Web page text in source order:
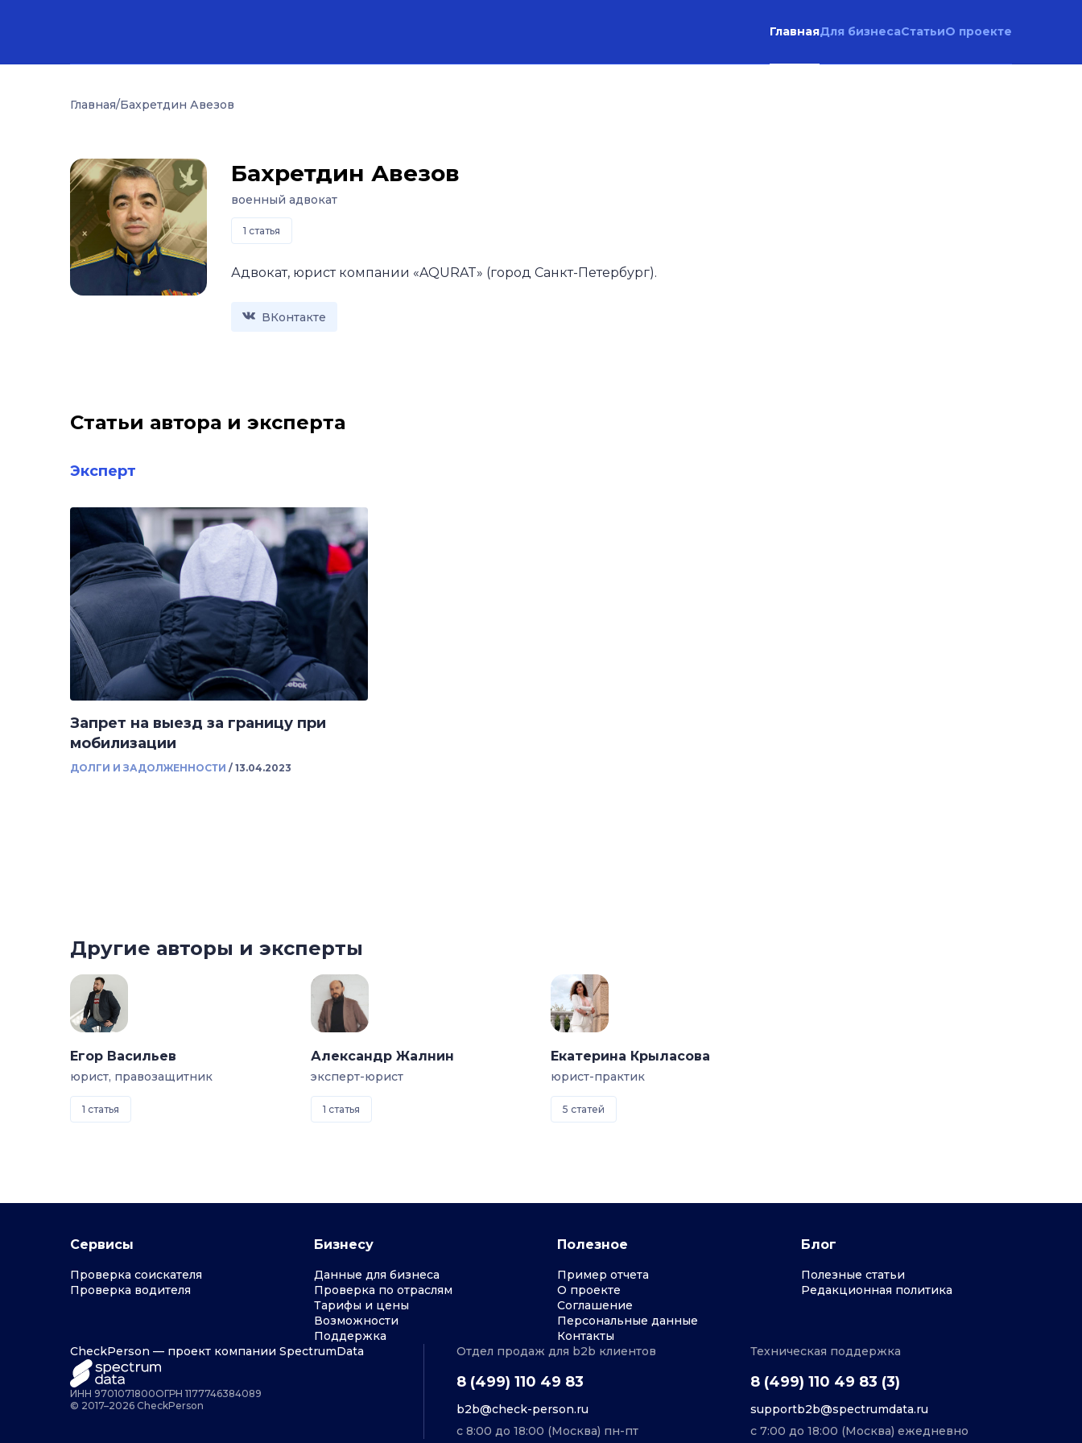
ГлавнаяДля бизнесаСтатьиО проекте
Главная/Бахретдин Авезов
Бахретдин Авезов
военный адвокат
1 статья
Адвокат, юрист компании «AQURAT» (город Санкт-Петербург).
ВКонтакте
Статьи автора и эксперта
Эксперт
Запрет на выезд за границу при
мобилизации
ДОЛГИ И ЗАДОЛЖЕННОСТИ / 13.04.2023
Другие авторы и эксперты
Егор Васильев
юрист, правозащитник
1 статья
Александр Жалнин
эксперт-юрист
1 статья
Екатерина Крыласова
юрист-практик
5 статей
Сервисы
Проверка соискателя
Проверка водителя
Бизнесу
Данные для бизнеса
Проверка по отраслям
Тарифы и цены
Возможности
Поддержка
Полезное
Пример отчета
О проекте
Соглашение
Персональные данные
Контакты
Блог
Полезные статьи
Редакционная политика
CheckPerson — проект компании SpectrumData
ИНН 9701071800ОГРН 1177746384089
© 2017–2026 CheckPerson
Отдел продаж для b2b клиентов
8 (499) 110 49 83
b2b@check-person.ru
с 8:00 до 18:00 (Москва) пн-пт
Техническая поддержка
8 (499) 110 49 83 (3)
supportb2b@spectrumdata.ru
с 7:00 до 18:00 (Москва) ежедневно